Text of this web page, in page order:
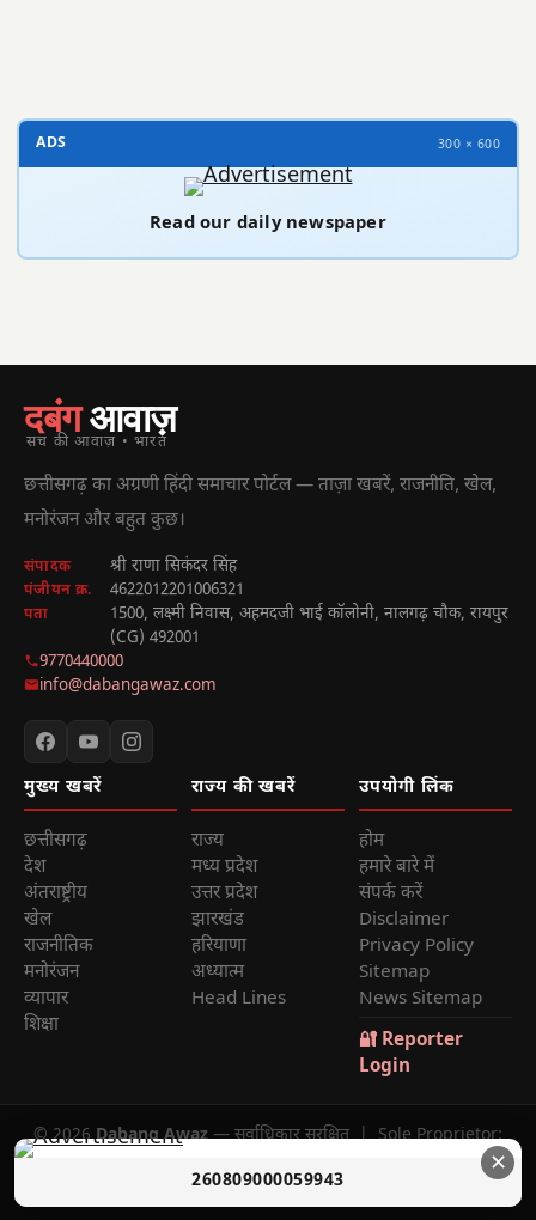
ADS 300 × 600
Read our daily newspaper
दबंगआवाज़
सच की आवाज़ • भारत
छत्तीसगढ़ का अग्रणी हिंदी समाचार पोर्टल — ताज़ा खबरें, राजनीति, खेल,
मनोरंजन और बहुत कुछ।
संपादक श्री राणा सिकंदर सिंह
पंजीयन क्र. 4622012201006321
पता
1500, लक्ष्मी निवास, अहमदजी भाई कॉलोनी, नालगढ़ चौक, रायपुर
(CG) 492001
9770440000
info@dabangawaz.com
मुख्य खबरें
छत्तीसगढ़
देश
अंतराष्ट्रीय
खेल
राजनीतिक
मनोरंजन
व्यापार
शिक्षा
राज्य की खबरें
राज्य
मध्य प्रदेश
उत्तर प्रदेश
झारखंड
हरियाणा
अध्यात्म
Head Lines
उपयोगी लिंक
होम
हमारे बारे में
संपर्क करें
Disclaimer
Privacy Policy
Sitemap
News Sitemap
🔐 Reporter
Login
© 2026Dabang Awaz— सर्वाधिकार सुरक्षित | Sole Proprietor:
Rana Sikander Singh | Reg. No. 4622012201006321, Raipur
(C.G.)
✕
260809000059943